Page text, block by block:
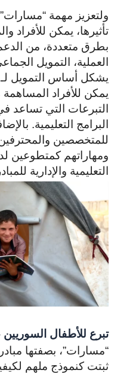
ولتعزيز مهمة
تأثيرها، يمكن
بطرق متعددة، من
العملية، التمويل
يشكل أساس التمويل
يمكن للأفراد المساهمة
التبرعات التي تساعد
البرامج التعليمية.
للمتخصصين
ومهاراتهم كمتطوعين
التعليمية والإدارية
تبرع للأطفال
“مسارات”، بصفتها
ثبتت كنموذج ملهم